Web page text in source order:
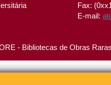
Fax:
E-mail:
- Bibliotecas de Obras